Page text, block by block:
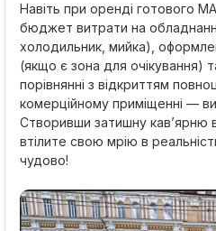
Навіть при оренді готового
бюджет витрати на
холодильник, мийка),
(якщо є зона для очікування)
порівнянні з відкриттям
комерційному приміщенні —
Створивши затишну кав’ярню
втілите свою мрію в
чудово!